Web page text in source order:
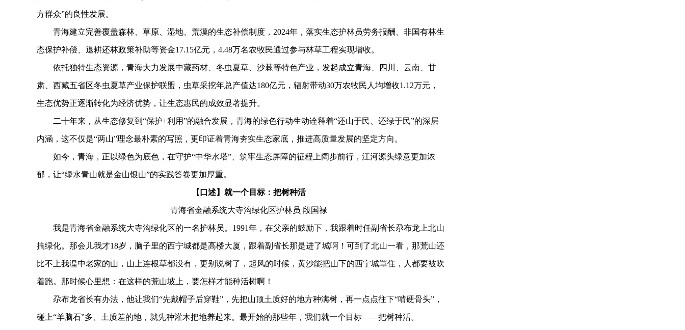
方群众”的良性发展。
青海建立完善覆盖森林、草原、湿地、荒漠的生态补偿制度，2024年，落实生态护林员劳务报酬、非国有林生
态保护补偿、退耕还林政策补助等资金17.15亿元，4.48万名农牧民通过参与林草工程实现增收。
依托独特生态资源，青海大力发展中藏药材、冬虫夏草、沙棘等特色产业，发起成立青海、四川、云南、甘
肃、西藏五省区冬虫夏草产业保护联盟，虫草采挖年总产值达180亿元，辐射带动30万农牧民人均增收1.12万元，
生态优势正逐渐转化为经济优势，让生态惠民的成效显著提升。
二十年来，从生态修复到“保护+利用”的融合发展，青海的绿色行动生动诠释着“还山于民、还绿于民”的深层
内涵，这不仅是“两山”理念最朴素的写照，更印证着青海夯实生态家底，推进高质量发展的坚定方向。
如今，青海，正以绿色为底色，在守护“中华水塔”、筑牢生态屏障的征程上阔步前行，江河源头绿意更加浓
郁，让“绿水青山就是金山银山”的实践答卷更加厚重。
【口述】就一个目标：把树种活
青海省金融系统大寺沟绿化区护林员 段国禄
我是青海省金融系统大寺沟绿化区的一名护林员。1991年，在父亲的鼓励下，我跟着时任副省长尕布龙上北山
搞绿化。那会儿我才18岁，脑子里的西宁城都是高楼大厦，跟着副省长那是进了城啊！可到了北山一看，那荒山还
比不上我湟中老家的山，山上连根草都没有，更别说树了，起风的时候，黄沙能把山下的西宁城罩住，人都要被吹
着跑。那时候心里想：在这样的荒山坡上，要怎样才能种活树啊！
尕布龙省长有办法，他让我们“先戴帽子后穿鞋”，先把山顶土质好的地方种满树，再一点点往下“啃硬骨头”，
碰上“羊脑石”多、土质差的地，就先种灌木把地养起来。最开始的那些年，我们就一个目标——把树种活。